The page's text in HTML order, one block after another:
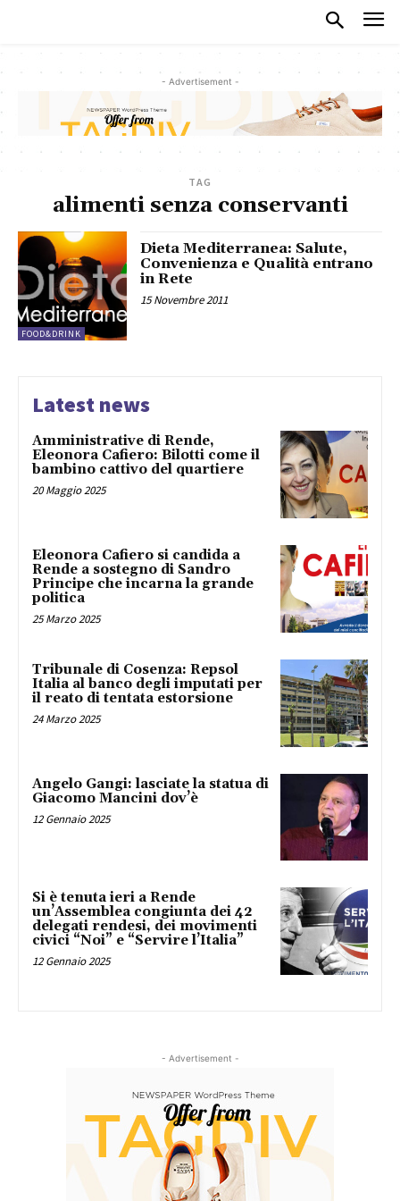
- Advertisement -
TAG
alimenti senza conservanti
FOOD&DRINK
Dieta Mediterranea: Salute,
Convenienza e Qualità entrano
in Rete
15 Novembre 2011
Latest news
Amministrative di Rende,
Eleonora Cafiero: Bilotti come il
bambino cattivo del quartiere
20 Maggio 2025
Eleonora Cafiero si candida a
Rende a sostegno di Sandro
Principe che incarna la grande
politica
25 Marzo 2025
Tribunale di Cosenza: Repsol
Italia al banco degli imputati per
il reato di tentata estorsione
24 Marzo 2025
Angelo Gangi: lasciate la statua di
Giacomo Mancini dov’è
12 Gennaio 2025
Si è tenuta ieri a Rende
un’Assemblea congiunta dei 42
delegati rendesi, dei movimenti
civici “Noi” e “Servire l’Italia”
12 Gennaio 2025
- Advertisement -